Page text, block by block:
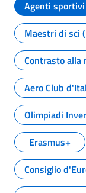
Agenti sportivi
Maestri di sci
Contrasto alla
Aero Club
Olimpiadi
Erasmus+
Consiglio